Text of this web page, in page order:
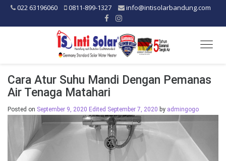
022 63196060 0811-899-1327 info@intisolarbandung.com
Cara Atur Suhu Mandi Dengan Pemanas
Air Tenaga Matahari
Posted on September 9, 2020 Edited September 7, 2020 by admingogo